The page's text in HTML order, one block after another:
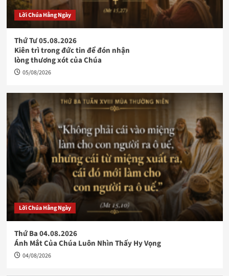
Lời Chúa Hằng Ngày
Thứ Tư 05.08.2026
Kiên trì trong đức tin để đón nhận
lòng thương xót của Chúa
05/08/2026
Lời Chúa Hằng Ngày
Thứ Ba 04.08.2026
Ánh Mắt Của Chúa Luôn Nhìn Thấy Hy Vọng
04/08/2026